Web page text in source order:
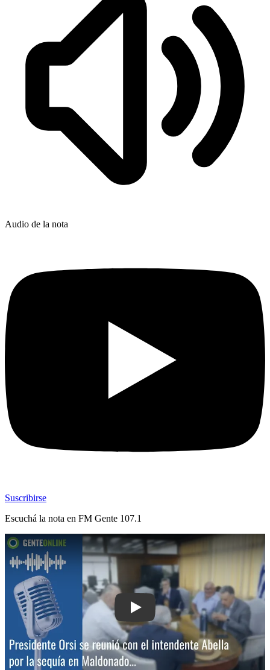
Audio de la nota
Suscribirse
Escuchá la nota en FM Gente 107.1
Play: Presidente Orsi se reunió con